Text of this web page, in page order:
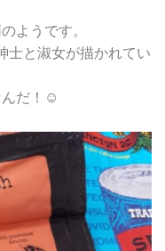
ようです。
士と淑女が描かれてい
んだ！☺